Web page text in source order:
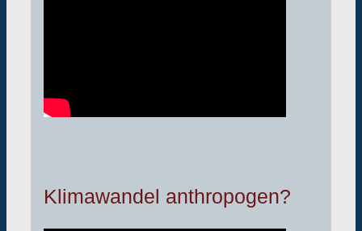
Klimawandel anthropogen?